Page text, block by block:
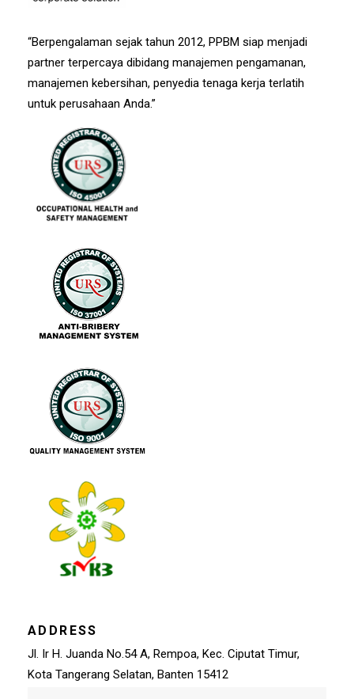
“Berpengalaman sejak tahun 2012, PPBM siap menjadi
partner terpercaya dibidang manajemen pengamanan,
manajemen kebersihan, penyedia tenaga kerja terlatih
untuk perusahaan Anda.”
ADDRESS
Jl. Ir H. Juanda No.54 A, Rempoa, Kec. Ciputat Timur,
Kota Tangerang Selatan, Banten 15412